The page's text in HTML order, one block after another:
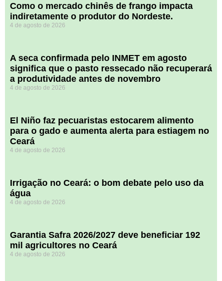
​Como o mercado chinês de frango impacta
indiretamente o produtor do Nordeste.
4 de agosto de 2026
A seca confirmada pelo INMET em agosto
significa que o pasto ressecado não recuperará
a produtividade antes de novembro
4 de agosto de 2026
El Niño faz pecuaristas estocarem alimento
para o gado e aumenta alerta para estiagem no
Ceará
4 de agosto de 2026
Irrigação no Ceará: o bom debate pelo uso da
água
4 de agosto de 2026
Garantia Safra 2026/2027 deve beneficiar 192
mil agricultores no Ceará
4 de agosto de 2026